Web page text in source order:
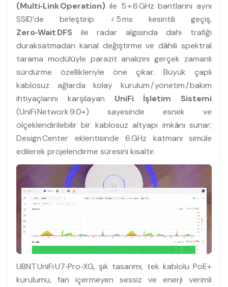
(Multi‑Link Operation) ile 5 + 6 GHz bantlarını aynı
SSID’de birleştirip < 5 ms kesintili geçiş,
Zero‑Wait DFS ile radar algısında dahi trafiği
duraksatmadan kanal değiştirme ve dâhili spektral
tarama modülüyle parazit analizini gerçek zamanlı
sürdürme özellikleriyle öne çıkar. Büyük çaplı
kablosuz ağlarda kolay kurulum / yönetim / bakım
ihtiyaçlarını karşılayan UniFi İşletim Sistemi
(UniFi Network 9.0+) sayesinde esnek ve
ölçeklendirilebilir bir kablosuz altyapı imkânı sunar;
Design Center eklentisinde 6 GHz katmanı simüle
edilerek projelendirme süresini kısaltır.
UBNT UniFi U7‑Pro‑XG, şık tasarımı, tek kablolu PoE+
kurulumu, fan içermeyen sessiz ve enerji verimli